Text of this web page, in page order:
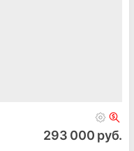
293 000 руб.